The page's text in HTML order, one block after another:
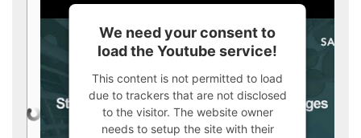
We need your consent to
load the Youtube service!
This content is not permitted to load
due to trackers that are not disclosed
to the visitor. The website owner
needs to setup the site with their